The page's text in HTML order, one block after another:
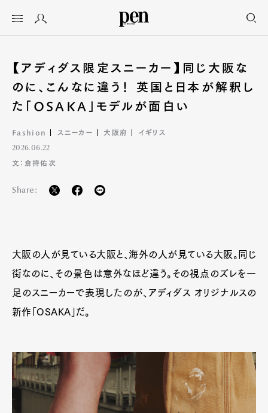
【アディダス限定スニーカー】同じ大阪な
のに、こんなに違う！ 英国と日本が解釈し
た「OSAKA」モデルが面白い
Fashion スニーカー 大阪府 イギリス
2026.06.22
文：倉持佑次
Share:
大阪の人が見ている大阪と、海外の人が見ている大阪。同じ
街なのに、その景色は意外なほど違う。その視点のズレを一
足のスニーカーで表現したのが、アディダス オリジナルスの
新作「OSAKA」だ。